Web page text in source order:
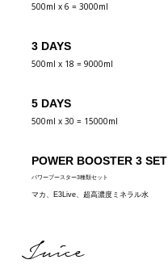
500ml x 6 = 3000ml
3 DAYS
500ml x 18 = 9000ml
5 DAYS
500ml x 30 = 15000ml
POWER BOOSTER 3 SET
パワーブースター3種類セット
マカ、E3Live、超高濃度ミネラル水
Juice